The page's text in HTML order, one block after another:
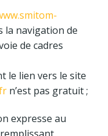
la navigation de
de cadres
le lien vers le site
n’est pas gratuit ;
expresse au